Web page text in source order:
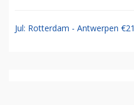
Jul: Rotterdam - Antwerpen €21